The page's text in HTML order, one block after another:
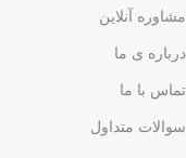
مشاوره آنلاین
درباره ی ما
تماس با ما
سوالات متداول